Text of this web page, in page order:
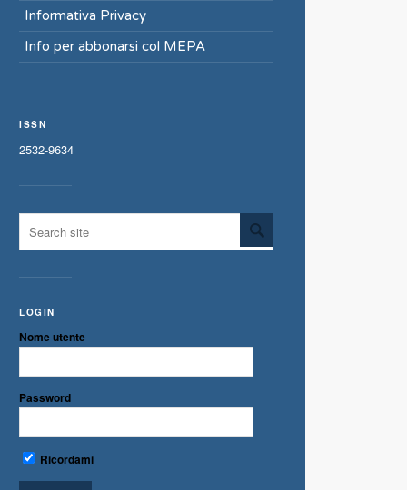
Informativa Privacy
Info per abbonarsi col MEPA
ISSN
2532-9634
LOGIN
Nome utente
Password
Ricordami